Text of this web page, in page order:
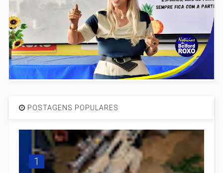
POSTAGENS POPULARES
1